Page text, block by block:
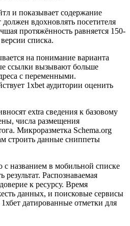
и показывает содержание
вдохновлять посетителя
протяжённость равняется 150-
списка.
на понимание варианта
ссылки вызывают больше
с переменными.
1xbet аудитории оценить
extra сведения к базовому
числа размещения
Микроразметка Schema.org
строить данные сниппеты
с названием в мобильной списке
результат. Распознаваемая
к ресурсу. Время
данных, и поисковые сервисы
датированные отметки для